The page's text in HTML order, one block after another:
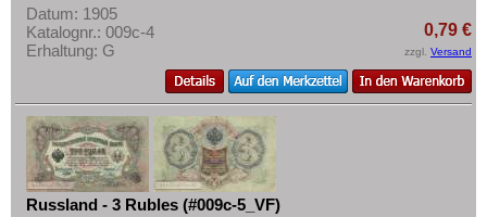
Datum: 1905
Katalognr.: 009c-4
Erhaltung: G
0,79 €
zzgl. Versand
Russland - 3 Rubles (#009c-5_VF)